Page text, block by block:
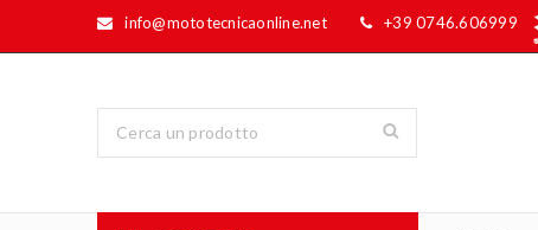
info@mototecnicaonline.net +39 0746.606999